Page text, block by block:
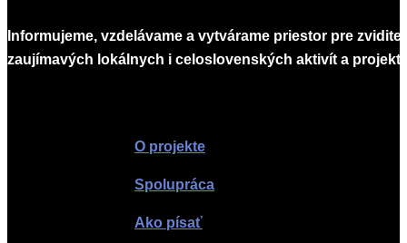
Informujeme, vzdelávame a vytvárame priestor pre
zaujímavých lokálnych i celoslovenských aktivít a
O projekte
Spolupráca
Ako písať